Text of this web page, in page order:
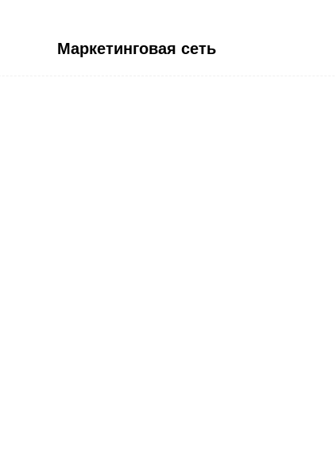
Маркетинговая сеть